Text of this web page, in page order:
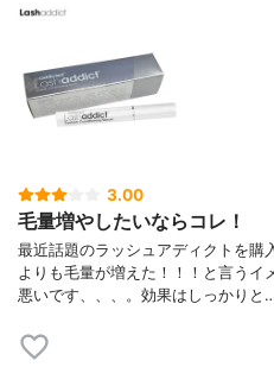
3.00
毛量増やしたいならコレ！
最近話題のラッシュアディクトを購
よりも毛量が増えた！！！と言うイ
悪いです、、、。効果はしっかりと